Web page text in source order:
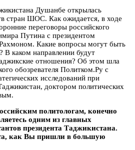
Душанбе открылась
стран ШОС. Как ожидается, в ходе
переговоры российского
Путина с президентом
Какие вопросы могут быть
В каком направлении будут
отношения? Об этом шла
обозревателя Политком.Ру с
исследований при
доктором политических
политологам, конечно
одним из главных
президента Таджикистана.
как Вы пришли в большую